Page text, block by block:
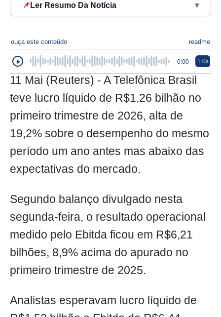
📌 Ler Resumo Da Notícia ▾
ouça este conteúdo readme
0:00 1.0x
11 Mai (Reuters) - A Telefônica Brasil
teve lucro líquido de R$1,26 bilhão no
primeiro trimestre de 2026, alta de
19,2% sobre o desempenho do mesmo
período um ano antes mas abaixo das
expectativas do mercado.
Segundo balanço divulgado nesta
segunda-feira, o resultado operacional
medido pelo Ebitda ficou em R$6,21
bilhões, 8,9% acima do apurado no
primeiro trimestre de 2025.
Analistas esperavam lucro líquido de